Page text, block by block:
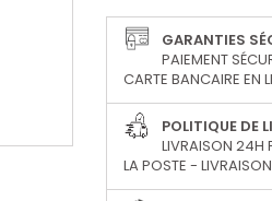
GARANTIES
PAIEMENT
CARTE BANCAIRE EN
POLITIQUE DE
LIVRAISON 24H
LA POSTE -